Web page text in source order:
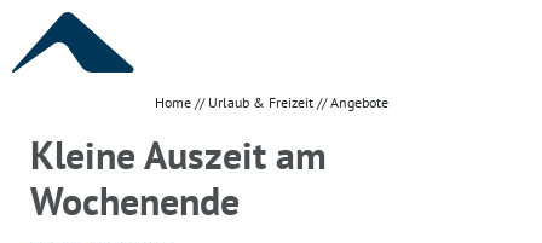
URLAUB & FREIZEIT
Home // Urlaub & Freizeit //Angebote
Kleine Auszeit am
Wochenende